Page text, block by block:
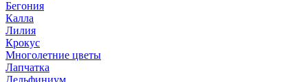
Бегония
Калла
Лилия
Крокус
Многолетние цветы
Лапчатка
Дельфиниум